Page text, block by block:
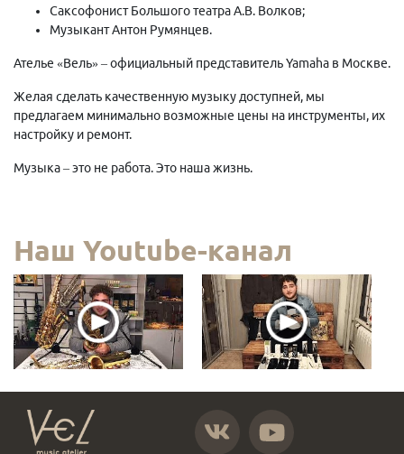
Саксофонист Большого театра А.В. Волков;
Музыкант Антон Румянцев.
Ателье «Вель» – официальный представитель Yamaha в Москве.
Желая сделать качественную музыку доступней, мы
предлагаем минимально возможные цены на инструменты, их
настройку и ремонт.
Музыка – это не работа. Это наша жизнь.
Наш Youtube-канал